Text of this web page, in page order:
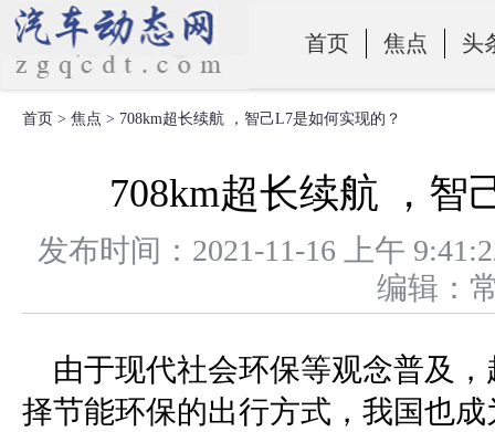
首页 焦点 头
零部件
首页 > 焦点 > 708km超长续航 ，智己L7是如何实现的？
708km超长续航 ，智
发布时间：2021-11-16 上午
编辑
由于现代社会环保等观念普及
择节能环保的出行方式，我国也